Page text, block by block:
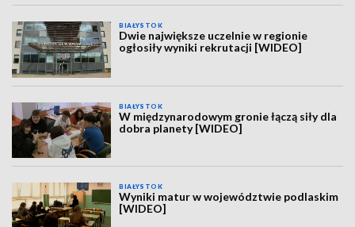
BIAŁYSTOK
Dwie największe uczelnie w regionie
ogłosiły wyniki rekrutacji [WIDEO]
BIAŁYSTOK
W międzynarodowym gronie łączą siły dla
dobra planety [WIDEO]
BIAŁYSTOK
Wyniki matur w województwie podlaskim
[WIDEO]